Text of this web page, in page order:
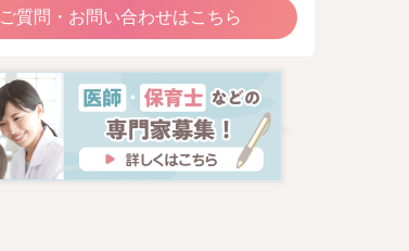
ご質問・お問い合わせはこちら